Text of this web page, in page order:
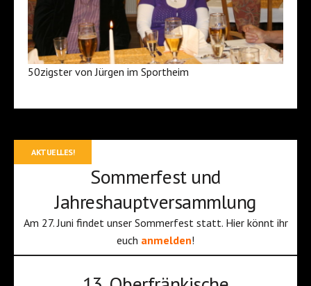
50zigster von Jürgen im Sportheim
AKTUELLES!
Sommerfest und
Jahreshauptversammlung
Am 27. Juni findet unser Sommerfest statt. Hier könnt ihr
euch anmelden!